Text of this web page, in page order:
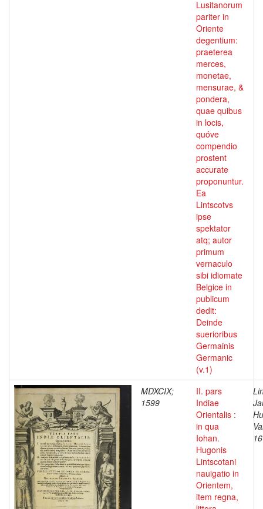
Lusitanorum
pariter in
Oriente
degentium:
praeterea
merces,
monetae,
mensurae, &
pondera,
quae quibus
in locis,
quóve
compendio
prostent
accurate
proponuntur.
Ea
Lintscotvs
ipse
spektator
atq; autor
primum
vernaculo
sibi idiomate
Belgice in
publicum
dedit:
Deinde
suerioribus
Germainis
Germanic
(v.1)
MDXCIX;
1599
II. pars
Indiae
Orientalis :
in qua
Iohan.
Hugonis
Lintscotani
nauigatio in
Orientem,
item regna,